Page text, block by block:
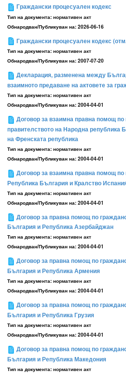
Граждански процесуален кодекс
Тип на документа: нормативен акт
Обнародван/Публикуван на: 2026-06-16
Граждански процесуален кодекс
Тип на документа: нормативен акт
Обнародван/Публикуван на: 2007-07-20
Декларация, разменена между
взаимното предаване на актовете за
Тип на документа: нормативен акт
Обнародван/Публикуван на: 2004-04-01
Договор за взаимна правна помощ
правителството на Народна република
на Френската република
Тип на документа: нормативен акт
Обнародван/Публикуван на: 2004-04-01
Договор за взаимна правна помощ
Република България и Кралство
Тип на документа: нормативен акт
Обнародван/Публикуван на: 2004-04-01
Договор за правна помощ по
България и Република Азербайджан
Тип на документа: нормативен акт
Обнародван/Публикуван на: 2004-04-01
Договор за правна помощ по
България и Република Армения
Тип на документа: нормативен акт
Обнародван/Публикуван на: 2004-04-01
Договор за правна помощ по
България и Република Грузия
Тип на документа: нормативен акт
Обнародван/Публикуван на: 2004-04-01
Договор за правна помощ по
България и Република Македония
Тип на документа: нормативен акт